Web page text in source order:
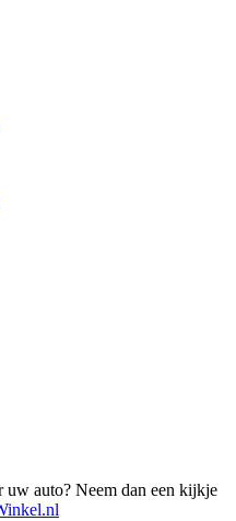
uw auto? Neem dan een kijkje